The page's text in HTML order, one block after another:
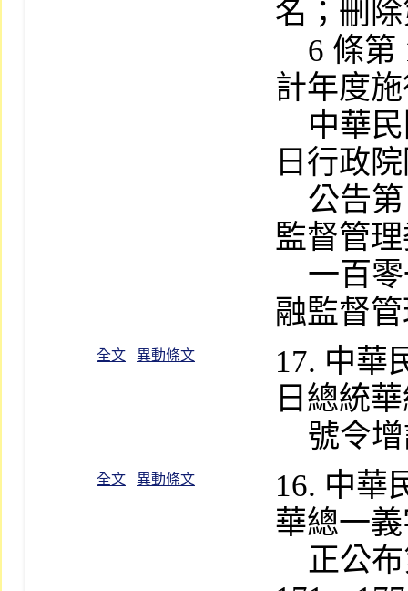
名；刪
計年度
日行政
監督管
全文 異動條文
17. 中華
日總統
全文 異動條文
16. 中華
華總一